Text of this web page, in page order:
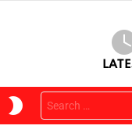
SKIN
Search
for: